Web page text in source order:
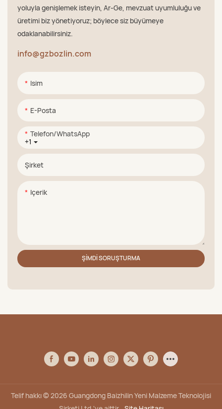
yoluyla genişlemek isteyin, Ar-Ge, mevzuat uyumluluğu ve
üretimi biz yönetiyoruz; böylece siz büyümeye
odaklanabilirsiniz.
info@gzbozlin.com
Isim
E-Posta
+1
Telefon/WhatsApp
Şirket
Içerik
ŞIMDI SORUŞTURMA
Telif hakkı © 2026 Guangdong Baizhilin Yeni Malzeme Teknolojisi